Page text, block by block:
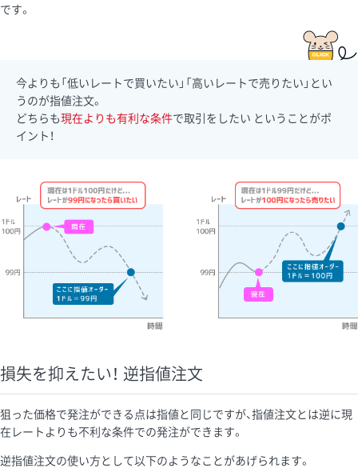
です。
今よりも「低いレートで買いたい」「高いレートで売りたい」とい
うのが指値注文。
どちらも現在よりも有利な条件で取引をしたい ということがポ
イント！
損失を抑えたい！ 逆指値注文
狙った価格で発注ができる点は指値と同じですが、指値注文とは逆に現
在レートよりも不利な条件での発注ができます。
逆指値注文の使い方として以下のようなことがあげられます。